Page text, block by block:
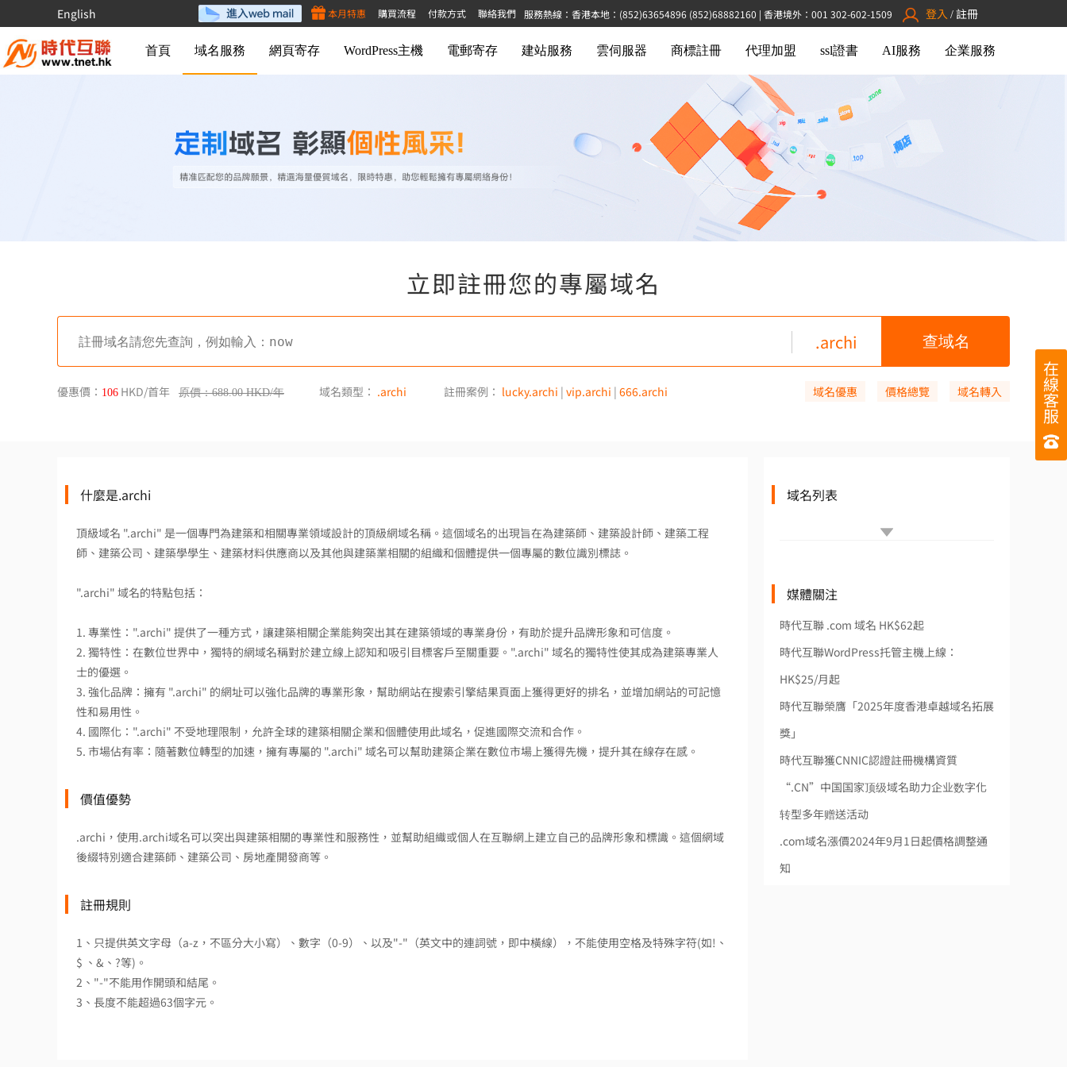
English 服務熱線：香港本地：(852)63654896 (852)68882160 | 香港境外：001 302-602-1509 登入 / 註冊
本月特惠 購買流程 付款方式 聯絡我們
在
線
客
服
首頁 域名服務 網頁寄存 WordPress主機 電郵寄存 建站服務 雲伺服器 商標註冊 代理加盟 ssl證書 AI服務 企業服務
立即註冊您的專屬域名
.archi
優惠價： 106 HKD/首年 原價：688.00 HKD/年 域名類型： .archi 註冊案例： lucky.archi | vip.archi | 666.archi 域名優惠 價格總覽 域名轉入
域名列表
媒體關注
時代互聯 .com 域名 HK$62起
時代互聯WordPress托管主機上線：
HK$25/月起
時代互聯榮膺「2025年度香港卓越域名拓展
獎」
時代互聯獲CNNIC認證註冊機構資質
“.CN”中国国家顶级域名助力企业数字化
转型多年赠送活动
.com域名漲價2024年9月1日起價格調整通
知
什麼是.archi
頂級域名 ".archi" 是一個專門為建築和相關專業領域設計的頂級網域名稱。這個域名的出現旨在為建築師、建築設計師、建築工程
師、建築公司、建築學學生、建築材料供應商以及其他與建築業相關的組織和個體提供一個專屬的數位識別標誌。
".archi" 域名的特點包括：
1. 專業性：".archi" 提供了一種方式，讓建築相關企業能夠突出其在建築領域的專業身份，有助於提升品牌形象和可信度。
2. 獨特性：在數位世界中，獨特的網域名稱對於建立線上認知和吸引目標客戶至關重要。".archi" 域名的獨特性使其成為建築專業人
士的優選。
3. 強化品牌：擁有 ".archi" 的網址可以強化品牌的專業形象，幫助網站在搜索引擎結果頁面上獲得更好的排名，並增加網站的可記憶
性和易用性。
4. 國際化：".archi" 不受地理限制，允許全球的建築相關企業和個體使用此域名，促進國際交流和合作。
5. 市場佔有率：隨著數位轉型的加速，擁有專屬的 ".archi" 域名可以幫助建築企業在數位市場上獲得先機，提升其在線存在感。
價值優勢
.archi，使用.archi域名可以突出與建築相關的專業性和服務性，並幫助組織或個人在互聯網上建立自己的品牌形象和標識。這個網域
後綴特別適合建築師、建築公司、房地產開發商等。
註冊規則
1、只提供英文字母（a-z，不區分大小寫）、數字（0-9）、以及"-"（英文中的連詞號，即中橫線），不能使用空格及特殊字符(如!、
$ 、&、?等)。
2、"-"不能用作開頭和結尾。
3、長度不能超過63個字元。